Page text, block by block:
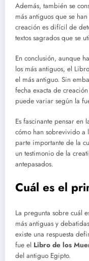
Además, también se
más antiguos que se
creación es difícil de
textos sagrados que se
En conclusión, aunque
los más antiguos, el
el más antiguo. Sin
fecha exacta de
puede variar según la
Es fascinante pensar en
cómo han sobrevivido a
parte importante de la
un testimonio de la
antepasados.
Cuál es el
La pregunta sobre cuál
más antiguas y
existe una respuesta
fue el Libro de los
del antiguo Egipto.